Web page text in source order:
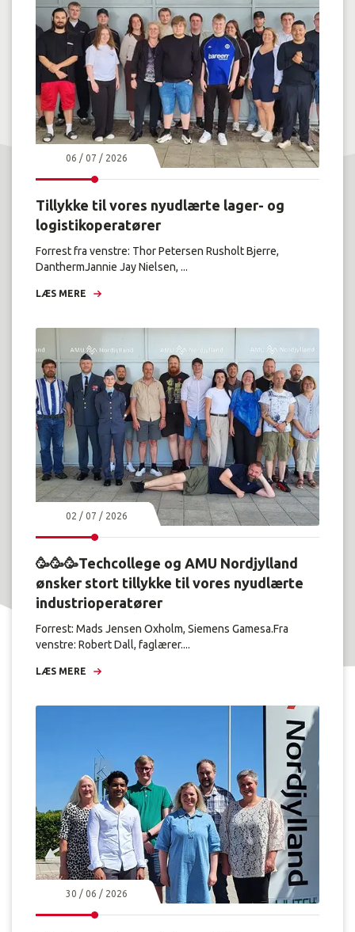
06 / 07 / 2026
Tillykke til vores nyudlærte lager- og
logistikoperatører
Forrest fra venstre: Thor Petersen Rusholt Bjerre,
DanthermJannie Jay Nielsen, ...
LÆS MERE
02 / 07 / 2026
🥳🥳🥳Techcollege og AMU Nordjylland
ønsker stort tillykke til vores nyudlærte
industrioperatører
Forrest: Mads Jensen Oxholm, Siemens Gamesa.Fra
venstre: Robert Dall, faglærer....
LÆS MERE
30 / 06 / 2026